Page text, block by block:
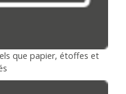
que papier, étoffes et